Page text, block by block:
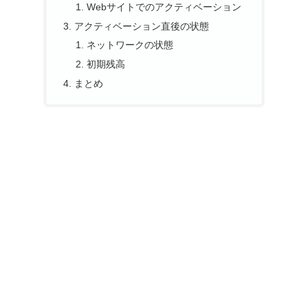
Webサイトでのアクティベーション
アクティベーション直後の状態
ネットワークの状態
初期残高
まとめ